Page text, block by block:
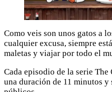
Como veis son unos gatos a
cualquier excusa, siempre
maletas y viajar por todo el
Cada episodio de la serie
una duración de 11 minutos y